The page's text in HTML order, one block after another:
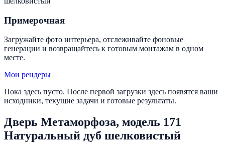
Примерочная
Загружайте фото интерьера, отслеживайте фоновые
генерации и возвращайтесь к готовым монтажам в одном
месте.
Мои рендеры
Пока здесь пусто. После первой загрузки здесь появятся ваши
исходники, текущие задачи и готовые результаты.
Дверь Метаморфоза, модель 171
Натуральный дуб шелковистый